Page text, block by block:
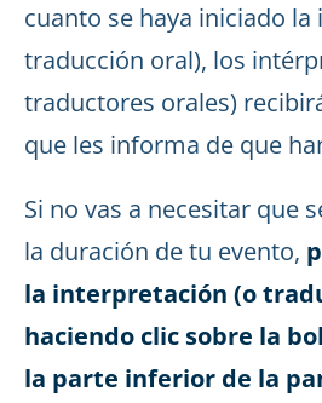
cuanto se haya iniciado
traducción oral), los
traductores orales)
que les informa de que
Si no vas a necesitar que
la duración de tu evento,
la interpretación (o
haciendo clic sobre la
la parte inferior de la